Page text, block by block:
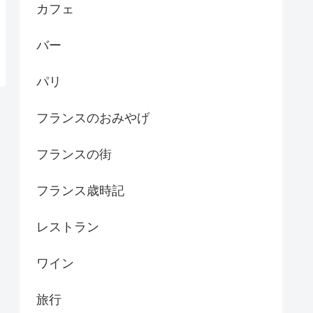
カフェ
バー
パリ
フランスのおみやげ
フランスの街
フランス歳時記
レストラン
ワイン
旅行